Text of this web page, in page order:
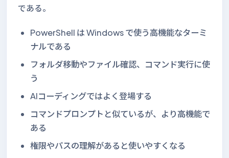
である。
PowerShell は Windows で使う高機能なターミ
ナルである
フォルダ移動やファイル確認、コマンド実行に使
う
AIコーディングではよく登場する
コマンドプロンプトと似ているが、より高機能で
ある
権限やパスの理解があると使いやすくなる